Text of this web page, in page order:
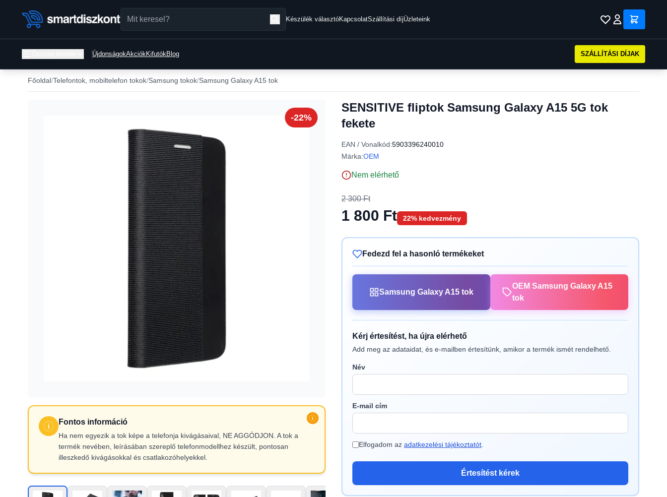
Készülék választóKapcsolatSzállítási díjÜzleteink
ÚjdonságokAkciókKifutókBlog SZÁLLÍTÁSI DÍJAK
Főoldal Telefontok, mobiltelefon tokok Samsung tokok Samsung Galaxy A15 tok
Fontos információ
Ha nem egyezik a tok képe a telefonja kivágásaival, NE AGGÓDJON. A tok a
termék nevében, leírásában szereplő telefonmodellhez készült, pontosan
illeszkedő kivágásokkal és csatlakozóhelyekkel.
-22%
SENSITIVE fliptok Samsung Galaxy A15 5G tok
fekete
EAN / Vonalkód:5903396240010
Márka:OEM
Nem elérhető
2 300 Ft
1 800 Ft 22% kedvezmény
Fedezd fel a hasonló termékeket
Samsung Galaxy A15 tok
OEM Samsung Galaxy A15
tok
Kérj értesítést, ha újra elérhető
Add meg az adataidat, és e-mailben értesítünk, amikor a termék ismét rendelhető.
Név
E-mail cím
Elfogadom az adatkezelési tájékoztatót
Értesítést kérek